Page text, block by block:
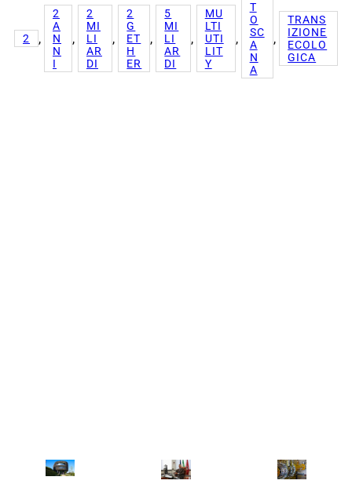
2 ,
2
A
N
N
I
,
2
MI
LI
AR
DI
,
2
G
ET
H
ER
,
5
MI
LI
AR
DI
,
MU
LTI
UTI
LIT
Y
,
T
O
SC
A
N
A
,
TRANS
IZIONE
ECOLO
GICA